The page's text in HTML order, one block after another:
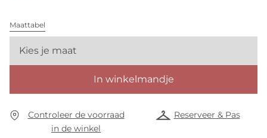
Maattabel
Kies je maat
In winkelmandje
Controleer de voorraad
in de winkel
Reserveer & Pas